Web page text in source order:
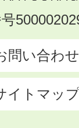
問い合わせ
イトマッ